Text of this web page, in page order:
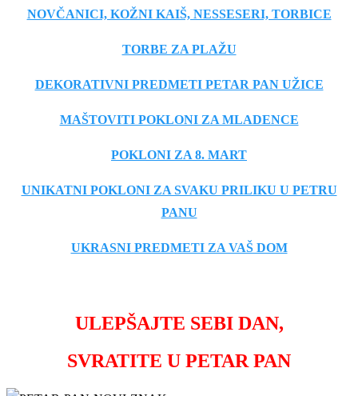
NOVČANICI, KOŽNI KAIŠ, NESSESERI, TORBICE
TORBE ZA PLAŽU
DEKORATIVNI PREDMETI PETAR PAN UŽICE
MAŠTOVITI POKLONI ZA MLADENCE
POKLONI ZA 8. MART
UNIKATNI POKLONI ZA SVAKU PRILIKU U PETRU
PANU
UKRASNI PREDMETI ZA VAŠ DOM
ULEPŠAJTE SEBI DAN,
SVRATITE U PETAR PAN